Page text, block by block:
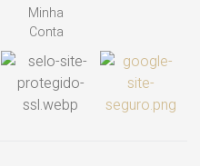
Minha
Conta